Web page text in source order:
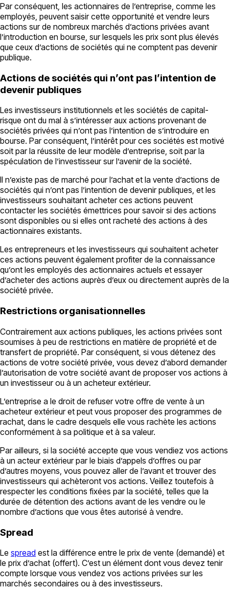
Par conséquent, les actionnaires de l’entreprise, comme les
employés, peuvent saisir cette opportunité et vendre leurs
actions sur de nombreux marchés d’actions privées avant
l’introduction en bourse, sur lesquels les prix sont plus élevés
que ceux d’actions de sociétés qui ne comptent pas devenir
publique.
Actions de sociétés qui n’ont pas l’intention de
devenir publiques
Les investisseurs institutionnels et les sociétés de capital-
risque ont du mal à s’intéresser aux actions provenant de
sociétés privées qui n’ont pas l’intention de s’introduire en
bourse. Par conséquent, l’intérêt pour ces sociétés est motivé
soit par la réussite de leur modèle d’entreprise, soit par la
spéculation de l’investisseur sur l’avenir de la société.
Il n’existe pas de marché pour l’achat et la vente d’actions de
sociétés qui n’ont pas l’intention de devenir publiques, et les
investisseurs souhaitant acheter ces actions peuvent
contacter les sociétés émettrices pour savoir si des actions
sont disponibles ou si elles ont racheté des actions à des
actionnaires existants.
Les entrepreneurs et les investisseurs qui souhaitent acheter
ces actions peuvent également profiter de la connaissance
qu’ont les employés des actionnaires actuels et essayer
d’acheter des actions auprès d’eux ou directement auprès de la
société privée.
Restrictions organisationnelles
Contrairement aux actions publiques, les actions privées sont
soumises à peu de restrictions en matière de propriété et de
transfert de propriété. Par conséquent, si vous détenez des
actions de votre société privée, vous devez d’abord demander
l’autorisation de votre société avant de proposer vos actions à
un investisseur ou à un acheteur extérieur.
L’entreprise a le droit de refuser votre offre de vente à un
acheteur extérieur et peut vous proposer des programmes de
rachat, dans le cadre desquels elle vous rachète les actions
conformément à sa politique et à sa valeur.
Par ailleurs, si la société accepte que vous vendiez vos actions
à un acteur extérieur par le biais d’appels d’offres ou par
d’autres moyens, vous pouvez aller de l’avant et trouver des
investisseurs qui achèteront vos actions. Veillez toutefois à
respecter les conditions fixées par la société, telles que la
durée de détention des actions avant de les vendre ou le
nombre d’actions que vous êtes autorisé à vendre.
Spread
Le spread est la différence entre le prix de vente (demandé) et
le prix d’achat (offert). C’est un élément dont vous devez tenir
compte lorsque vous vendez vos actions privées sur les
marchés secondaires ou à des investisseurs.